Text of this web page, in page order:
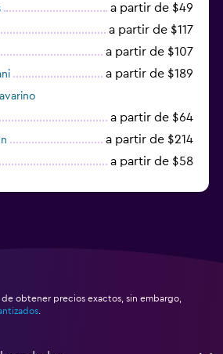
a partir de $49
a partir de $117
a partir de $107
a partir de $189
a partir de $64
a partir de $214
a partir de $58
obtener precios exactos, sin embargo,